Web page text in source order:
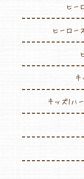
ヒー
ヒーロー
キ
キッズ1ハ